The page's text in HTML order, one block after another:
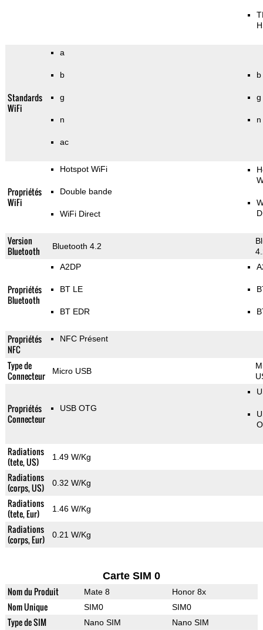
Standards
WiFi
a
b
g
n
ac
b
g
n
Propriétés
WiFi
Hotspot WiFi
Double bande
WiFi Direct
Version
Bluetooth
Bluetooth 4.2
Propriétés
Bluetooth
A2DP
BT LE
BT EDR
Propriétés
NFC
NFC Présent
Type de
Connecteur
Micro USB
Propriétés
Connecteur
USB OTG
Radiations
(tete, US)
1.49 W/Kg
Radiations
(corps, US)
0.32 W/Kg
Radiations
(tete, Eur)
1.46 W/Kg
Radiations
(corps, Eur)
0.21 W/Kg
Carte SIM 0
Nom du Produit Mate 8 Honor 8x
Nom Unique SIM0 SIM0
Type de SIM Nano SIM Nano SIM